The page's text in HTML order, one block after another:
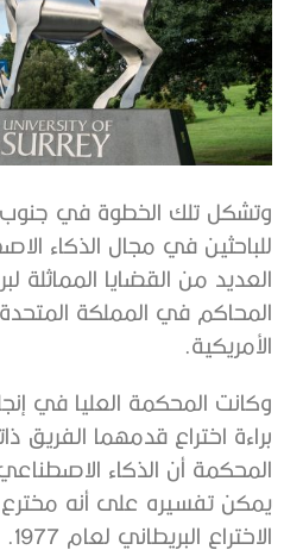
وتشكل تلك الخطوة في جنوب
للباحثين في مجال الذكاء
العديد من القضايا المماثلة
المحاكم في المملكة المتحدة
الأمريكية.
وكانت المحكمة العليا في
براءة اختراع قدمهما الفريق
المحكمة أن الذكاء
يمكن تفسيره على أنه مخترع